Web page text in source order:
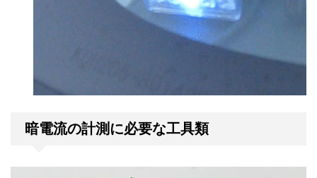
暗電流の計測に必要な工具類